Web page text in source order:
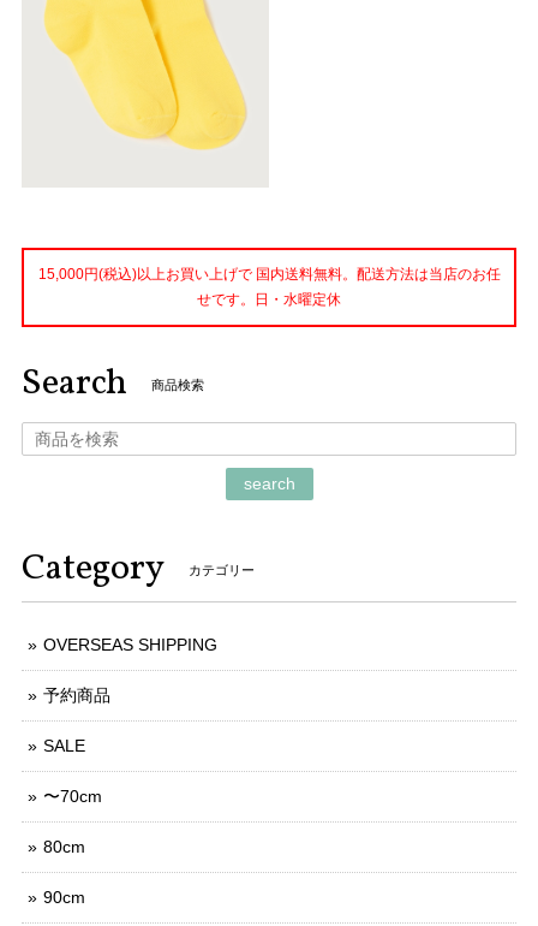
15,000円(税込)以上お買い上げで 国内送料無料。配送方法は当店のお任
せです。日・水曜定休
Search 商品検索
search
Category カテゴリー
OVERSEAS SHIPPING
予約商品
SALE
〜70cm
80cm
90cm